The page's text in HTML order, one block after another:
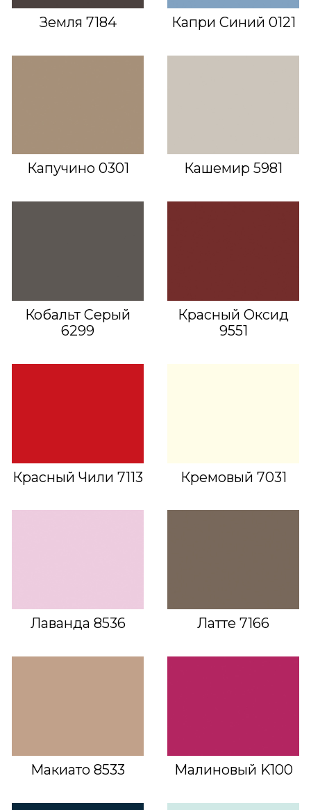
Земля 7184 Капри Синий 0121
Капучино 0301 Кашемир 5981
Кобальт Серый
6299
Красный Оксид
9551
Красный Чили 7113 Кремовый 7031
Лаванда 8536 Латте 7166
Макиато 8533 Малиновый K100